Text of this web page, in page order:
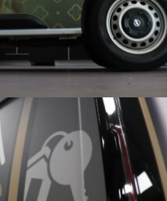
KFT DEKORÁCIÓ